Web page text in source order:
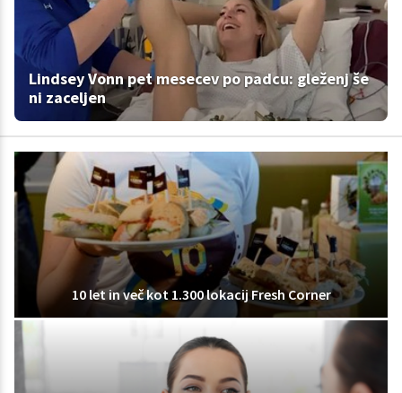
Lindsey Vonn pet mesecev po padcu: gleženj še
ni zaceljen
10 let in več kot 1.300 lokacij Fresh Corner